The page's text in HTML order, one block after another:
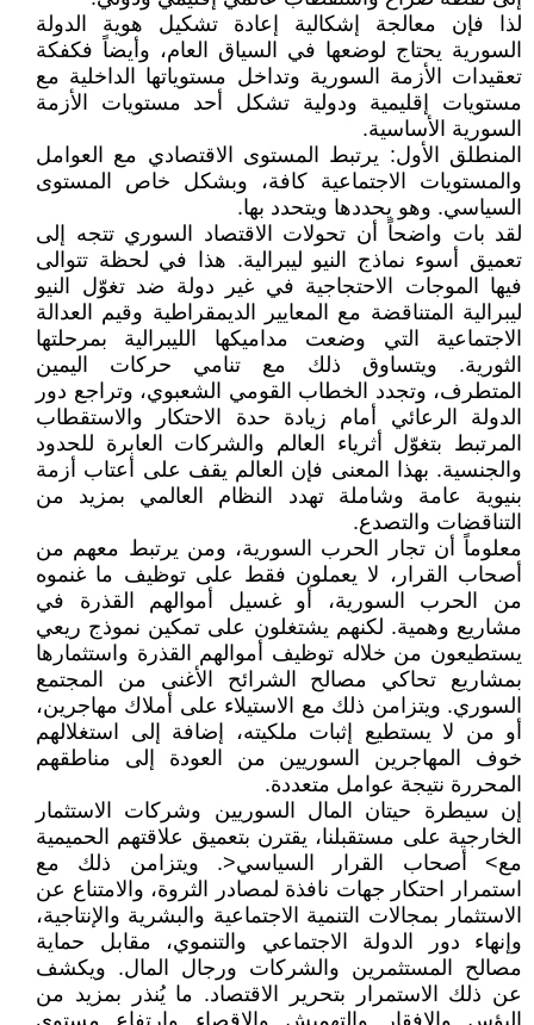
لذا فإن معالجة إشكالية إعادة تشكيل هوية الدولة
السورية يحتاج لوضعها في السياق العام، وأيضاً فكفكة
تعقيدات الأزمة السورية وتداخل مستوياتها الداخلية مع
مستويات إقليمية ودولية تشكل أحد مستويات الأزمة
السورية الأساسية.
المنطلق الأول: يرتبط المستوى الاقتصادي مع العوامل
والمستويات الاجتماعية كافة، وبشكل خاص المستوى
السياسي. وهو يحددها ويتحدد بها.
لقد بات واضحاً أن تحولات الاقتصاد السوري تتجه إلى
تعميق أسوء نماذج النيو ليبرالية. هذا في لحظة تتوالى
فيها الموجات الاحتجاجية في غير دولة ضد تغوّل النيو
ليبرالية المتناقضة مع المعايير الديمقراطية وقيم العدالة
الاجتماعية التي وضعت مداميكها الليبرالية بمرحلتها
الثورية. ويتساوق ذلك مع تنامي حركات اليمين
المتطرف، وتجدد الخطاب القومي الشعبوي، وتراجع دور
الدولة الرعائي أمام زيادة حدة الاحتكار والاستقطاب
المرتبط بتغوّل أثرياء العالم والشركات العابرة للحدود
والجنسية. بهذا المعنى فإن العالم يقف على أعتاب أزمة
بنيوية عامة وشاملة تهدد النظام العالمي بمزيد من
التناقضات والتصدع.
معلوماً أن تجار الحرب السورية، ومن يرتبط معهم من
أصحاب القرار، لا يعملون فقط على توظيف ما غنموه
من الحرب السورية، أو غسيل أموالهم القذرة في
مشاريع وهمية. لكنهم يشتغلون على تمكين نموذج ريعي
يستطيعون من خلاله توظيف أموالهم القذرة واستثمارها
بمشاريع تحاكي مصالح الشرائح الأغنى من المجتمع
السوري. ويتزامن ذلك مع الاستيلاء على أملاك مهاجرين،
أو من لا يستطيع إثبات ملكيته، إضافة إلى استغلالهم
خوف المهاجرين السوريين من العودة إلى مناطقهم
المحررة نتيجة عوامل متعددة.
إن سيطرة حيتان المال السوريين وشركات الاستثمار
الخارجية على مستقبلنا، يقترن بتعميق علاقتهم الحميمية
مع> أصحاب القرار السياسي<. ويتزامن ذلك مع
استمرار احتكار جهات نافذة لمصادر الثروة، والامتناع عن
الاستثمار بمجالات التنمية الاجتماعية والبشرية والإنتاجية،
وإنهاء دور الدولة الاجتماعي والتنموي، مقابل حماية
مصالح المستثمرين والشركات ورجال المال. ويكشف
عن ذلك الاستمرار بتحرير الاقتصاد. ما يُنذر بمزيد من